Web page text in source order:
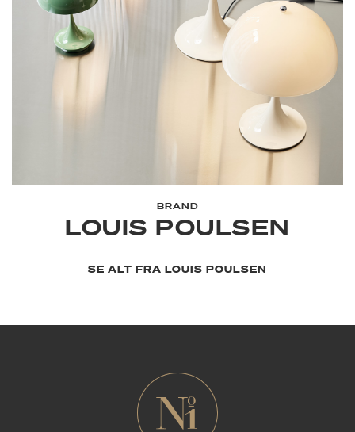
BRAND
LOUIS POULSEN
SE ALT FRA LOUIS POULSEN